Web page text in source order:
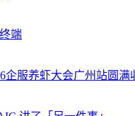
端
企服养虾大会广州站圆满